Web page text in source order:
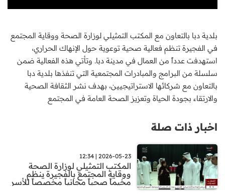
بلدية دبا بالتعاون مع المكتب التمثيلي لوزارة الصحة ووقاية المجتمع
في الفجيرة تنظم فعالية صحية توعوية حول الإنهاك الحراري،
استهدفت عدداً من العمال في مدينة دبا. وتأتي هذه الفعالية ضمن
سلسلة من البرامج والمبادرات المجتمعية التي تنفذها بلدية دبا
بالتعاون مع شركائها الاستراتيجيين، بهدف نشر الثقافة الصحية
والارتقاء بجودة الحياة وتعزيز الصحة العامة في المجتمع
اخبار ذات صلة
2026-05-23 | 12:34
المكتب التمثيلي لوزارة الصحة
ووقاية المجتمع بالفجيرة ينظم
مخيماً صحياً مجانياً مخصصاً للأسر